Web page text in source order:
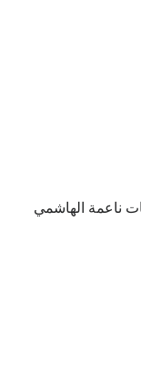
ناعمة الهاشمي